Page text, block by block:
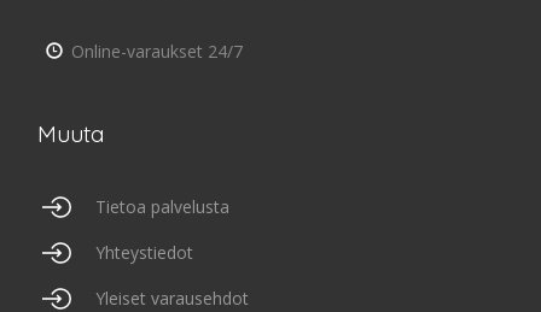
Online-varaukset 24/7
Muuta
Tietoa palvelusta
Yhteystiedot
Yleiset varausehdot